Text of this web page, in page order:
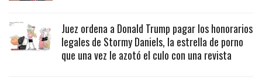
Juez ordena a Donald Trump pagar los honorarios
legales de Stormy Daniels, la estrella de porno
que una vez le azotó el culo con una revista